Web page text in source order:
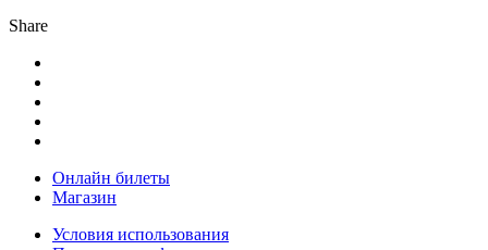
Share
Онлайн билеты
Магазин
Условия использования